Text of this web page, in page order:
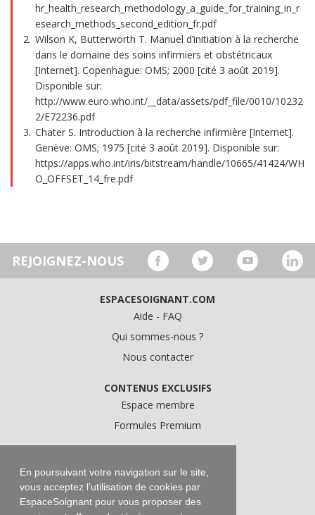
En poursuivant votre navigation sur le site,
vous acceptez l’utilisation de cookies par
EspaceSoignant pour vous proposer des
hr_health_research_methodology_a_guide_for_training_in_r
esearch_methods_second_edition_fr.pdf
Wilson K, Butterworth T. Manuel d’initiation à la recherche
dans le domaine des soins infirmiers et obstétricaux
[Internet]. Copenhague: OMS; 2000 [cité 3 août 2019].
Disponible sur:
http://www.euro.who.int/__data/assets/pdf_file/0010/10232
2/E72236.pdf
Chater S. Introduction à la recherche infirmière [Internet].
Genève: OMS; 1975 [cité 3 août 2019]. Disponible sur:
https://apps.who.int/iris/bitstream/handle/10665/41424/WH
O_OFFSET_14_fre.pdf
REJOIGNEZ-NOUS
ESPACESOIGNANT.COM
Aide - FAQ
Qui sommes-nous ?
Nous contacter
CONTENUS EXCLUSIFS
Espace membre
Formules Premium
Conditions Générales d'Utilisation
Données personnelles